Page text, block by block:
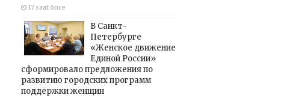
17 saat önce
В Санкт-
Петербурге
«Женское движение
Единой России»
сформировало предложения по
развитию городских программ
поддержки женщин